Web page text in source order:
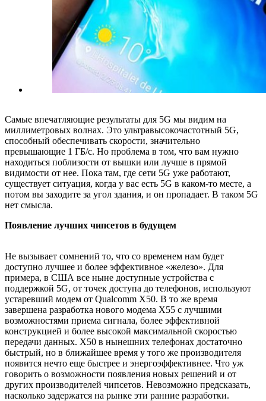
Самые впечатляющие результаты для 5G мы видим на
миллиметровых волнах. Это ультравысокочастотный 5G,
способный обеспечивать скорости, значительно
превышающие 1 ГБ/c. Но проблема в том, что вам нужно
находиться поблизости от вышки или лучше в прямой
видимости от нее. Пока там, где сети 5G уже работают,
существует ситуация, когда у вас есть 5G в каком-то месте, а
потом вы заходите за угол здания, и он пропадает. В таком 5G
нет смысла.
Появление лучших чипсетов в будущем
Не вызывает сомнений то, что со временем нам будет
доступно лучшее и более эффективное «железо». Для
примера, в США все ныне доступные устройства с
поддержкой 5G, от точек доступа до телефонов, используют
устаревший модем от Qualcomm X50. В то же время
завершена разработка нового модема X55 с лучшими
возможностями приема сигнала, более эффективной
конструкцией и более высокой максимальной скоростью
передачи данных. X50 в нынешних телефонах достаточно
быстрый, но в ближайшее время у того же производителя
появится нечто еще быстрее и энергоэффективнее. Что уж
говорить о возможности появления новых решений и от
других производителей чипсетов. Невозможно предсказать,
насколько задержатся на рынке эти ранние разработки.